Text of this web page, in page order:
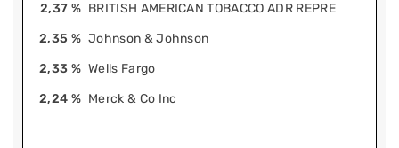
2,37 % BRITISH AMERICAN TOBACCO ADR REPRE
2,35 % Johnson & Johnson
2,33 % Wells Fargo
2,24 % Merck & Co Inc